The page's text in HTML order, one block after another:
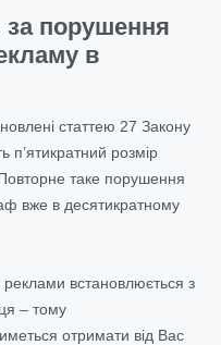
за порушення
в
статтею 27 Закону
п’ятикратний розмір
таке порушення
вже в десятикратному
реклами встановлюється з
– тому
отримати від Вас